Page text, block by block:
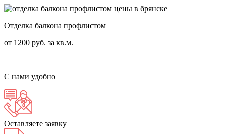
Отделка балкона профлистом
от 1200 руб. за кв.м.
С нами удобно
Оставляете заявку